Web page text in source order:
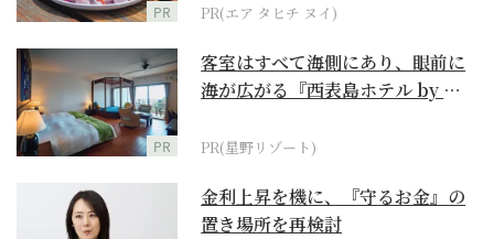
PR PR(エア タヒチ ヌイ)
PR
客室はすべて海側にあり、眼前に
海が広がる『西表島ホテル by 星
PR(星野リゾート)
金利上昇を機に、『守るお金』の
置き場所を再検討